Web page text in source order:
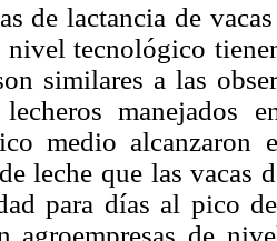
de lactancia de
nivel tecnológico
similares a las
manejados
medio
leche que las vacas
para días al pico
agroempresas de